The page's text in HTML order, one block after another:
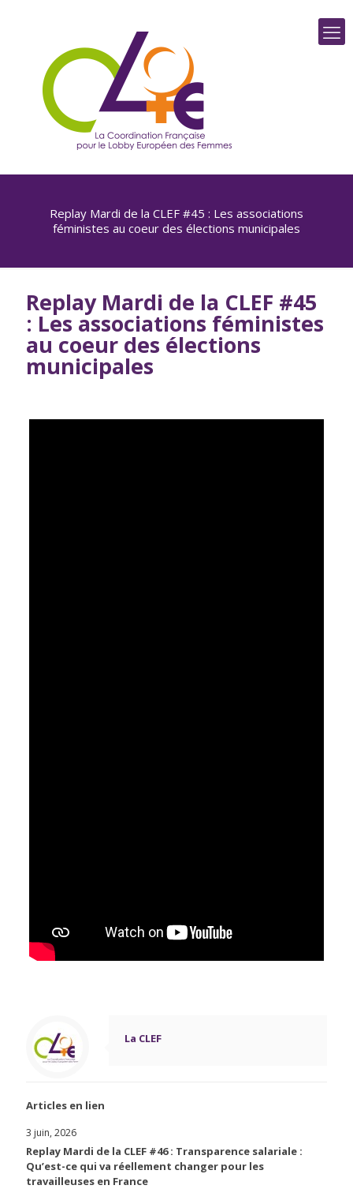
Replay Mardi de la CLEF #45 : Les associations
féministes au coeur des élections municipales
Replay Mardi de la CLEF #45
: Les associations féministes
au coeur des élections
municipales
La CLEF
Articles en lien
3 juin, 2026
Replay Mardi de la CLEF #46 : Transparence salariale :
Qu’est-ce qui va réellement changer pour les
travailleuses en France